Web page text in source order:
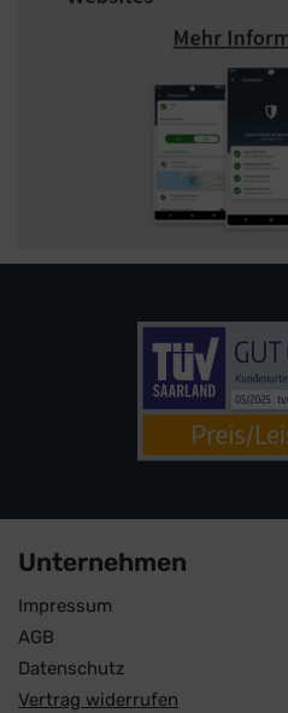
Unternehmen
Impressum
AGB
Datenschutz
Vertrag widerrufen